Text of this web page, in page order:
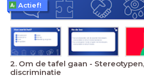
2. Om de tafel gaan -
discriminatie
Actief!